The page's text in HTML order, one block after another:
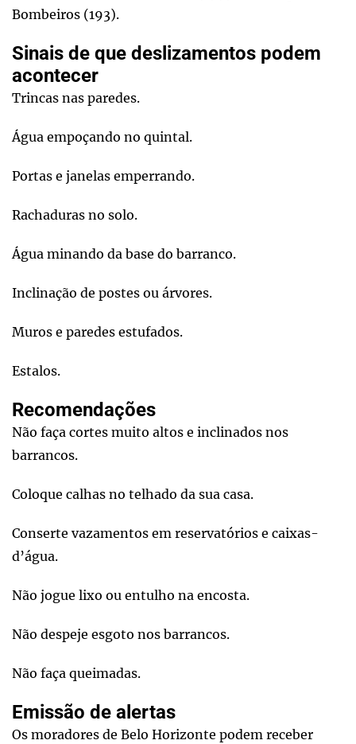
Bombeiros (193).
Sinais de que deslizamentos podem
acontecer
Trincas nas paredes.
Água empoçando no quintal.
Portas e janelas emperrando.
Rachaduras no solo.
Água minando da base do barranco.
Inclinação de postes ou árvores.
Muros e paredes estufados.
Estalos.
Recomendações
Não faça cortes muito altos e inclinados nos
barrancos.
Coloque calhas no telhado da sua casa.
Conserte vazamentos em reservatórios e caixas-
d’água.
Não jogue lixo ou entulho na encosta.
Não despeje esgoto nos barrancos.
Não faça queimadas.
Emissão de alertas
Os moradores de Belo Horizonte podem receber